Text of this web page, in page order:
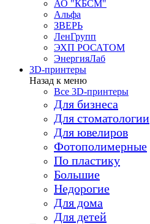
АО "КБСМ"
Альфа
ЗВЕРЬ
ЛенГрупп
ЭХП РОСАТОМ
ЭнергияЛаб
3D-принтеры
Назад к меню
Все 3D-принтеры
Для бизнеса
Для стоматологии
Для ювелиров
Фотополимерные
По пластику
Большие
Недорогие
Для дома
Для детей